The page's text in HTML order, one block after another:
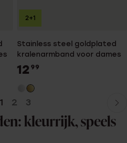
Stainless steel goldplated
kralenarmband voor dames
12 99
2+1
1 2 3
kleurrijk, speels